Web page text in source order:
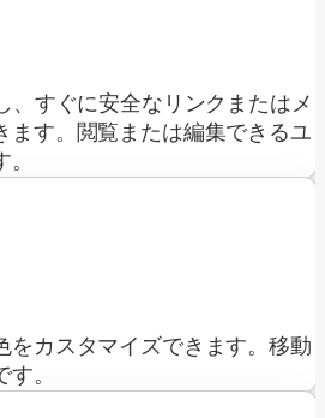
、すぐに安全なリンクまたはメ
ます。閲覧または編集できるユ
をカスタマイズできます。移動
。